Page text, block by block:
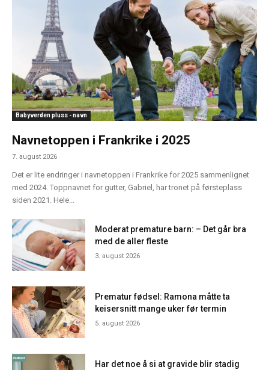
Babyverden pluss - navn
Navnetoppen i Frankrike i 2025
7. august 2026
Det er lite endringer i navnetoppen i Frankrike for 2025 sammenlignet
med 2024. Toppnavnet for gutter, Gabriel, har tronet på førsteplass
siden 2021. Hele...
Moderat premature barn: – Det går bra
med de aller fleste
3. august 2026
Prematur fødsel: Ramona måtte ta
keisersnitt mange uker før termin
5. august 2026
Har det noe å si at gravide blir stadig